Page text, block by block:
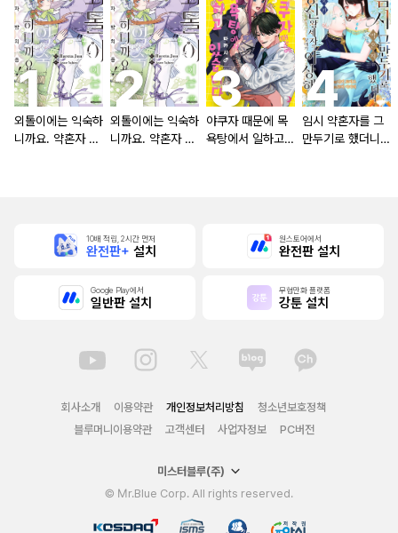
외톨이에는 익숙하
니까요. 약혼자 방
외톨이에는 익숙하
니까요. 약혼자 방
야쿠자 때문에 목
욕탕에서 일하고
임시 약혼자를 그
만두기로 했더니
10배 적립, 2시간 먼저
완전판+ 설치
원스토어에서
완전판 설치
Google Play에서
일반판 설치
무협만화 플랫폼
강툰 설치
회사소개 이용약관 개인정보처리방침
청소년보호정책
블루머니이용약관
고객센터 사업자정보 PC버전
미스터블루(주)
© Mr.Blue Corp. All rights reserved.